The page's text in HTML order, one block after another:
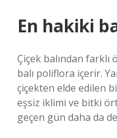
En hakiki
Çiçek balından farklı
balı poliflora içerir.
çiçekten elde edilen
eşsiz iklimi ve bitki
geçen gün daha da